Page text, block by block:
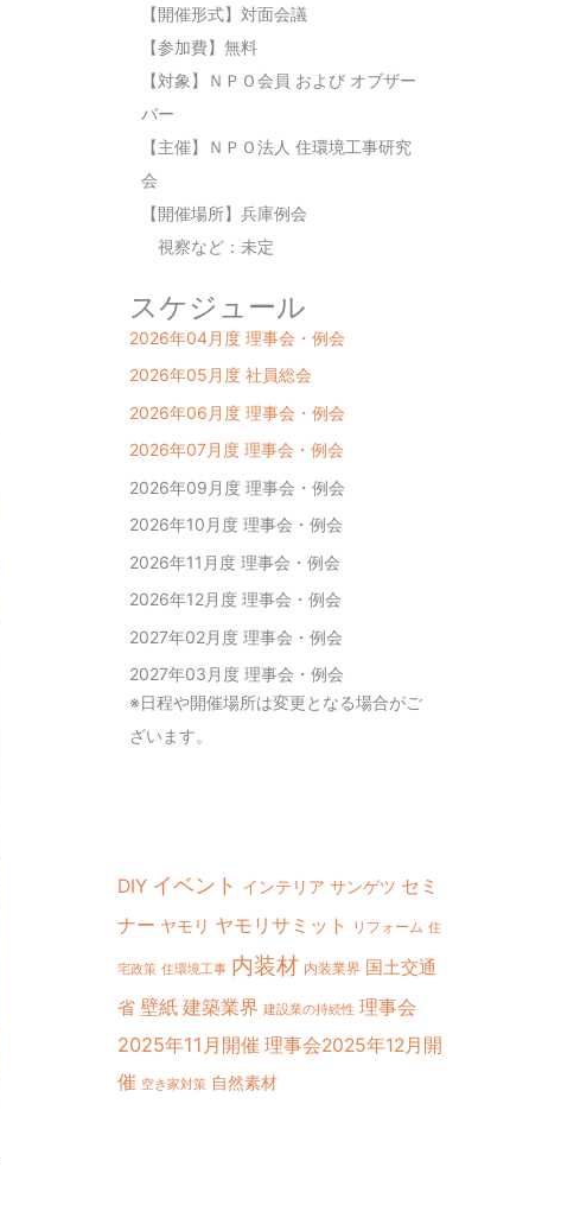
【開催形式】対面会議
【参加費】無料
【対象】ＮＰＯ会員 および オブザー
バー
【主催】ＮＰＯ法人 住環境工事研究
会
【開催場所】兵庫例会
視察など：未定
スケジュール
2026年04月度 理事会・例会
2026年05月度 社員総会
2026年06月度 理事会・例会
2026年07月度 理事会・例会
2026年09月度 理事会・例会
2026年10月度 理事会・例会
2026年11月度 理事会・例会
2026年12月度 理事会・例会
2027年02月度 理事会・例会
2027年03月度 理事会・例会
※日程や開催場所は変更となる場合がご
ざいます。
DIY イベント インテリア サンゲツ セミ
ナー ヤモリ ヤモリサミット リフォーム 住
宅政策 住環境工事 内装材 内装業界 国土交通
省 壁紙 建築業界 建設業の持続性 理事会
2025年11月開催 理事会2025年12月開
催 空き家対策 自然素材